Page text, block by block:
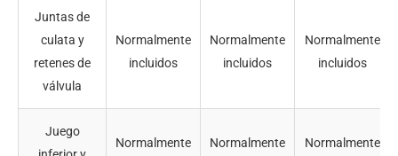
Juntas de
culata y
retenes de
válvula
Normalmente
incluidos
Normalmente
incluidos
Normalmente
incluidos
Juego
Normalmente Normalmente Normalmente